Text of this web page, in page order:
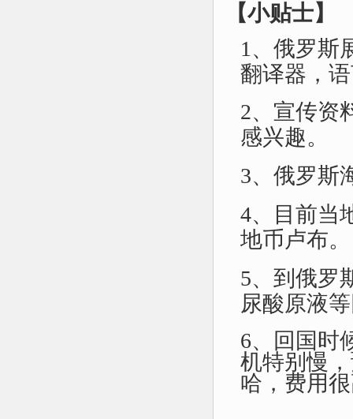
【小贴士】
1、俄罗斯
翻译器，
2、宣传资
感兴趣。
3、俄罗斯
4、目前当
地币卢布。
5、到俄罗
尿酸原液
6、回国时
机特别慢
哈，费用